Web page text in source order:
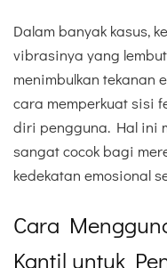
Dalam banyak kasus,
vibrasinya yang
menimbulkan tekanan
cara memperkuat sisi
diri pengguna. Hal ini
sangat cocok bagi
kedekatan emosional
Cara
Kantil untuk